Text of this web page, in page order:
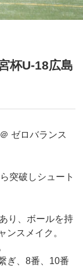
杯U-18広島
ゼロバランス
突破しシュート
り、ボールを持
ンスメイク。
ぎ、8番、10番